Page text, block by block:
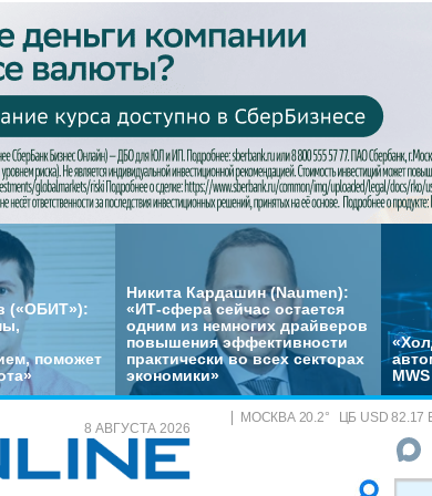
(«ОБИТ»):
поможет
Никита Кардашин (Naumen):
«ИТ-сфера сейчас остается
одним из немногих драйверов
повышения эффективности
практически во всех секторах
экономики»
8 АВГУСТА 2026
МОСКВА 20.2° ЦБ USD 82.17